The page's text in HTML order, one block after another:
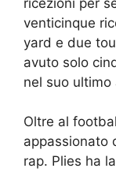
venticinque
yard e due
avuto solo
nel suo ultimo
Oltre al
appassionato
rap. Plies ha